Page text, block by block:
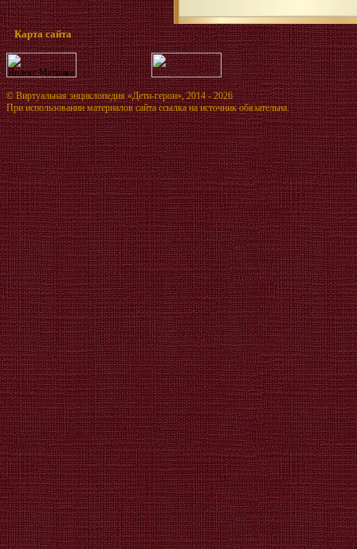
Карта сайта
©Виртуальная энциклопедия «Дети-герои», 2014 - 2026
При использовании материалов сайта ссылка на источник обязательна.